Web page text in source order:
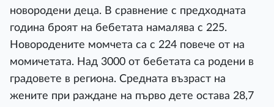
новородени деца. В сравнение с предходната
година броят на бебетата намалява с 225.
Новородените момчета са с 224 повече от на
момичетата. Над 3000 от бебетата са родени в
градовете в региона. Средната възраст на
жените при раждане на първо дете остава 28,7